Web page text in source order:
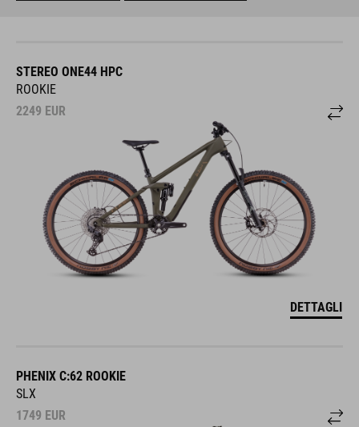
STEREO ONE44 HPC
ROOKIE
2249 EUR
DETTAGLI
PHENIX C:62 ROOKIE
SLX
1749 EUR